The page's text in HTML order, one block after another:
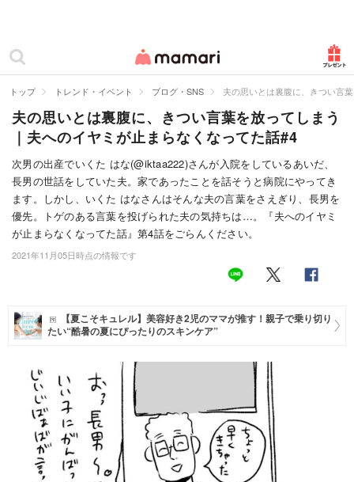
ママリ
カテゴリー一覧
妊娠
出産
赤ちゃん・育児
子育て・家族
病院
お仕事
マネー
トレンド・イベント
トップ トレンド・イベント ブログ・SNS 夫の思いとは裏腹に、きつい言
夫の思いとは裏腹に、きつい言葉を放ってしまう
｜夫へのイヤミが止まらなくなってた話#4
次男の出産でいくた はな(@iktaa222)さんが入院をしているあいだ、
長男の世話をしていた夫。家であったことを話そうと病院にやってき
ます。しかし、いくた はなさんはそんな夫の言葉をさえぎり、長男を
優先。トゲのある言葉を投げられた夫の気持ちは…。『夫へのイヤミ
が止まらなくなってた話』第4話をごらんください。
2021年11月05日時点の情報です
【夏こそキュレル】美容好き2児のママが推す！親子で乗り切り
たい“酷暑の夏にぴったりのスキンケア”